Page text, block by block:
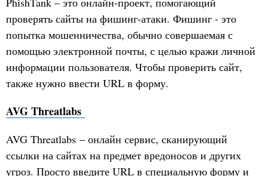
проверять сайты на фишинг-атаки. Фишинг - это
попытка мошенничества, обычно совершаемая с
помощью электронной почты, с целью кражи личной
информации пользователя. Чтобы проверить сайт,
также нужно ввести URL в форму.
AVG Threatlabs
AVG Threatlabs – онлайн сервис, сканирующий
ссылки на сайтах на предмет вредоносов и других
угроз. Просто введите URL в специальную форму и